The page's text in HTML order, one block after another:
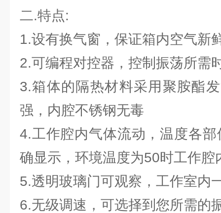
二.特点:
1.设有换气窗，保证箱内空气新
2.可编程对控器，控制振荡所需
3.箱体的隔热材料采用聚胺酯
强，内腔不锈钢无毒
4.工作腔内气体流动，温度各
确显示，环境温度为50时工作腔
5.透明玻璃门可观察，工作室内
6.无级调速，可选择到您所需的